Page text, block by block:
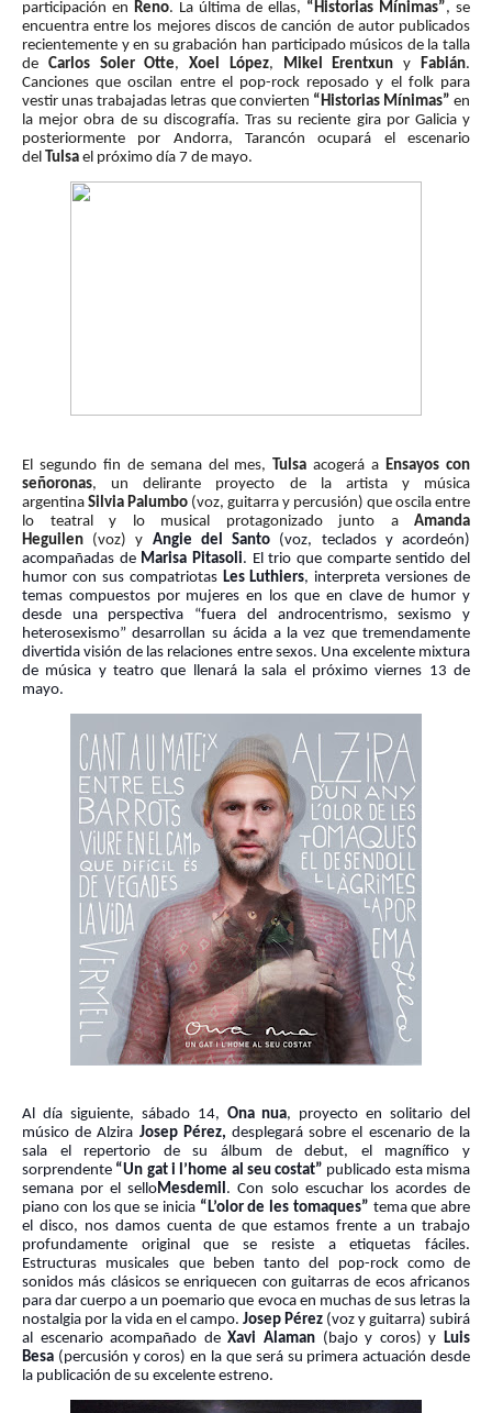
participación en Reno. La última de ellas, “Historias Mínimas”, se
encuentra entre los mejores discos de canción de autor publicados
recientemente y en su grabación han participado músicos de la talla
de Carlos Soler Otte,Xoel López, Mikel Erentxun yFabián.
Canciones que oscilan entre el pop-rock reposado y el folk para
vestir unas trabajadas letras que convierten “Historias Mínimas” en
la mejor obra de su discografía. Tras su reciente gira por Galicia y
posteriormente por Andorra, Tarancón ocupará el escenario
del Tulsa el próximo día 7 de mayo.
El segundo fin de semana del mes,Tulsa acogerá a Ensayos con
señoronas, un delirante proyecto de la artista y música
argentina Silvia Palumbo (voz, guitarra y percusión) que oscila entre
lo teatral y lo musical protagonizado junto a Amanda
Heguilen (voz) y Angie del Santo (voz, teclados y acordeón)
acompañadas de Marisa Pitasoli. El trio que comparte sentido del
humor con sus compatriotas Les Luthiers, interpreta versiones de
temas compuestos por mujeres en los que en clave de humor y
desde una perspectiva “fuera del androcentrismo, sexismo y
heterosexismo” desarrollan su ácida a la vez que tremendamente
divertida visión de las relaciones entre sexos. Una excelente mixtura
de música y teatro que llenará la sala el próximo viernes 13 de
mayo.
Al día siguiente, sábado 14, Ona nua, proyecto en solitario del
músico de Alzira Josep Pérez, desplegará sobre el escenario de la
sala el repertorio de su álbum de debut, el magnífico y
sorprendente “Un gat i l’home al seu costat” publicado esta misma
semana por el selloMesdemil. Con solo escuchar los acordes de
piano con los que se inicia “L’olor de les tomaques” tema que abre
el disco, nos damos cuenta de que estamos frente a un trabajo
profundamente original que se resiste a etiquetas fáciles.
Estructuras musicales que beben tanto del pop-rock como de
sonidos más clásicos se enriquecen con guitarras de ecos africanos
para dar cuerpo a un poemario que evoca en muchas de sus letras la
nostalgia por la vida en el campo. Josep Pérez (voz y guitarra) subirá
al escenario acompañado deXavi Alaman (bajo y coros) yLuis
Besa (percusión y coros) en la que será su primera actuación desde
la publicación de su excelente estreno.